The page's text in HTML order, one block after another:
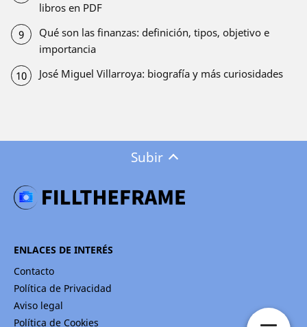
libros en PDF
Qué son las finanzas: definición, tipos, objetivo e
importancia
José Miguel Villarroya: biografía y más curiosidades
Subir
ENLACES DE INTERÉS
Contacto
Política de Privacidad
Aviso legal
Política de Cookies